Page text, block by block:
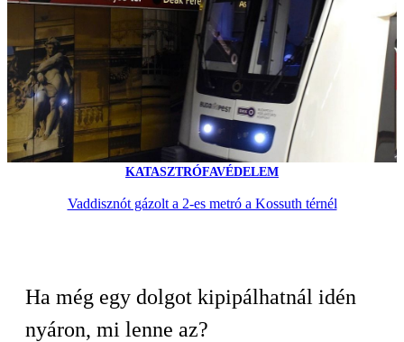
KATASZTRÓFAVÉDELEM
Vaddisznót gázolt a 2-es metró a Kossuth térnél
Ha még egy dolgot kipipálhatnál idén
nyáron, mi lenne az?